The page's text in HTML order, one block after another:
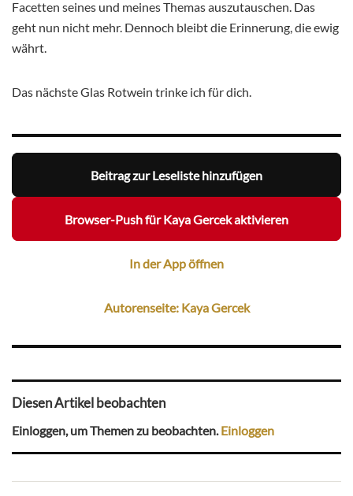
Facetten seines und meines Themas auszutauschen. Das
geht nun nicht mehr. Dennoch bleibt die Erinnerung, die ewig
währt.
Das nächste Glas Rotwein trinke ich für dich.
Beitrag zur Leseliste hinzufügen
Browser-Push für Kaya Gercek aktivieren
In der App öffnen
Autorenseite: Kaya Gercek
Diesen Artikel beobachten
Einloggen, um Themen zu beobachten.Einloggen